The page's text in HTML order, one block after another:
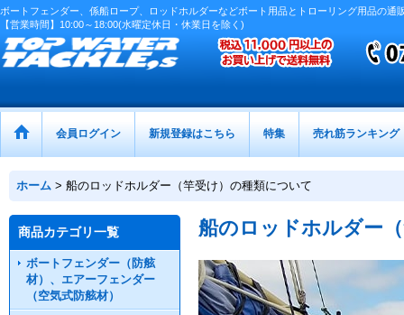
ボートフェンダー、係船ロープ、ロッドホルダーなどボート用品とトローリング用品の通
【営業時間】10:00～18:00(水曜定休日・休業日を除く)
会員ログイン 新規登録はこちら 特集 売れ筋ランキング
ホーム > 船のロッドホルダー（竿受け）の種類について
商品カテゴリ一覧
ボートフェンダー（防舷
材）、エアーフェンダー
（空気式防舷材）
船のロッドホルダー